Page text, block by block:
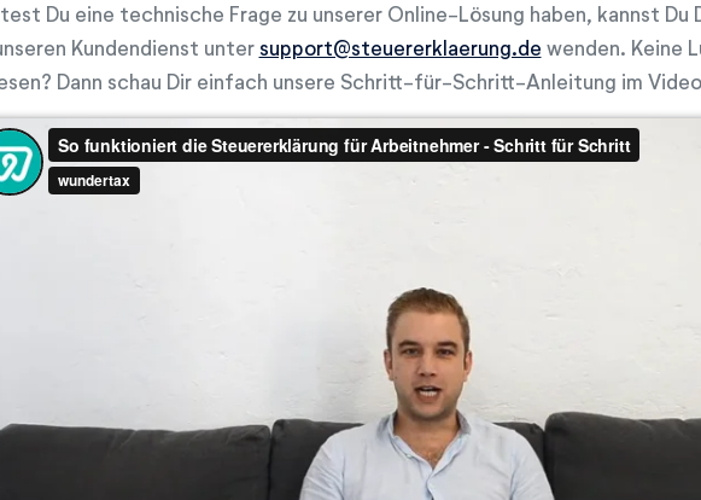
Du eine technische Frage zu unserer Online-Lösung haben, kannst Du
Kundendienst unter support@steuererklaerung.de wenden. Keine
Dann schau Dir einfach unsere Schritt-für-Schritt-Anleitung im